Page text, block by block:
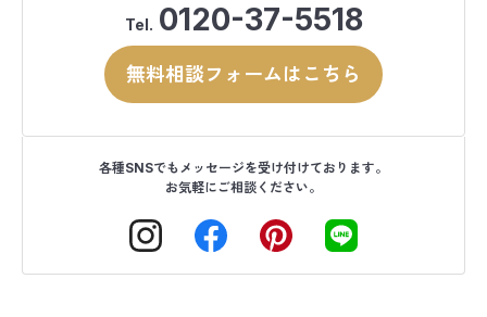
Tel. 0120-37-5518
無料相談フォームはこちら
各種SNSでもメッセージを受け付けております。
お気軽にご相談ください。